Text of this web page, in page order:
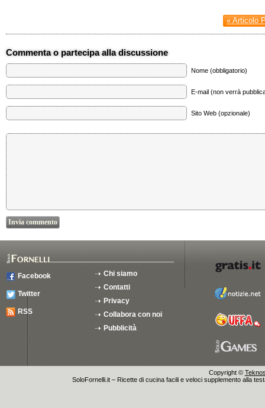
« Articolo
Commenta o partecipa alla discussione
Nome (obbligatorio)
E-mail (non verrà
Sito Web (opzionale)
Facebook
Twitter
RSS
Chi siamo
Contatti
Privacy
Collabora con noi
Pubblicità
Copyright ©
SoloFornelli.it – Ricette di cucina facili e veloci supplemento alla